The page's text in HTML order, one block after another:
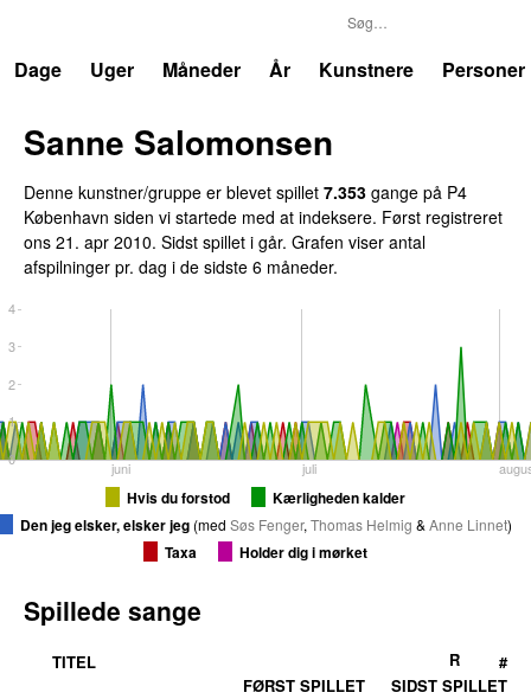
Dage
Uger Måneder År Kunstnere Personer
Sanne Salomonsen
Denne kunstner/gruppe er blevet spillet 7.353 gange på P4
København siden vi startede med at indeksere. Først registreret
ons 21. apr 2010. Sidst spillet i går. Grafen viser antal
afspilninger pr. dag i de sidste 6 måneder.
juni juli
0
1
2
3
4
Hvis du forstod
Kærligheden kalder
Den jeg elsker, elsker jeg(med Søs Fenger, Thomas Helmig & Anne Linnet)
Taxa Holder dig i mørket
Spillede sange
TITEL
FØRST SPILLET
SIDST SPILLET
R #